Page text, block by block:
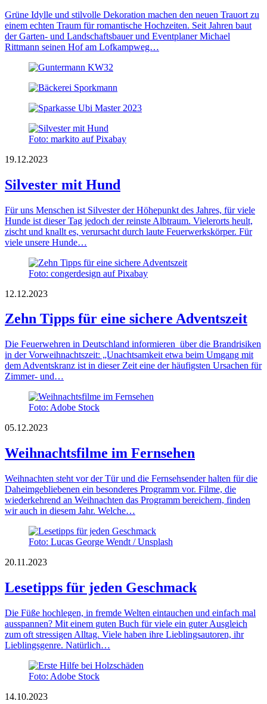
Grüne Idylle und stilvolle Dekoration machen den neuen Trauort zu
einem echten Traum für romantische Hochzeiten. Seit Jahren baut
der Garten- und Landschaftsbauer und Eventplaner Michael
Rittmann seinen Hof am Lofkampweg…
Foto: markito auf Pixabay
19.12.2023
Silvester mit Hund
Für uns Menschen ist Silvester der Höhepunkt des Jahres, für viele
Hunde ist dieser Tag jedoch der reinste Albtraum. Vielerorts heult,
zischt und knallt es, verursacht durch laute Feuerwerkskörper. Für
viele unsere Hunde…
Foto: congerdesign auf Pixabay
12.12.2023
Zehn Tipps für eine sichere Adventszeit
Die Feuerwehren in Deutschland informieren über die Brandrisiken
in der Vorweihnachtszeit: „Unachtsamkeit etwa beim Umgang mit
dem Adventskranz ist in dieser Zeit eine der häufigsten Ursachen für
Zimmer- und…
Foto: Adobe Stock
05.12.2023
Weihnachtsfilme im Fernsehen
Weihnachten steht vor der Tür und die Fernsehsender halten für die
Daheimgebliebenen ein besonderes Programm vor. Filme, die
wiederkehrend an Weihnachten das Programm bereichern, finden
wir auch in diesem Jahr. Welche…
Foto: Lucas George Wendt / Unsplash
20.11.2023
Lesetipps für jeden Geschmack
Die Füße hochlegen, in fremde Welten eintauchen und einfach mal
ausspannen? Mit einem guten Buch für viele ein guter Ausgleich
zum oft stressigen Alltag. Viele haben ihre Lieblingsautoren, ihr
Lieblingsgenre. Natürlich…
Foto: Adobe Stock
14.10.2023